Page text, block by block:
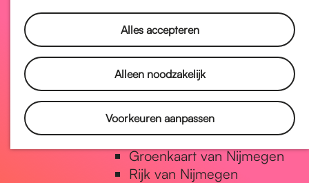
Alles accepteren
Alleen noodzakelijk
Voorkeuren aanpassen
Historie
De oudste stad van
Nederland
Historische tijdlijn
Romeinse Limes
Vrede van Nijmegen Penning
Natuur in Nijmegen
Groenkaart van Nijmegen
Rijk van Nijmegen